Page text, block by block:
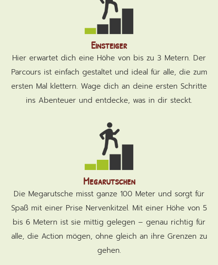
Einsteiger
Hier erwartet dich eine Höhe von bis zu 3 Metern. Der
Parcours ist einfach gestaltet und ideal für alle, die zum
ersten Mal klettern. Wage dich an deine ersten Schritte
ins Abenteuer und entdecke, was in dir steckt.
Megarutschen
Die Megarutsche misst ganze 100 Meter und sorgt für
Spaß mit einer Prise Nervenkitzel. Mit einer Höhe von 5
bis 6 Metern ist sie mittig gelegen – genau richtig für
alle, die Action mögen, ohne gleich an ihre Grenzen zu
gehen.